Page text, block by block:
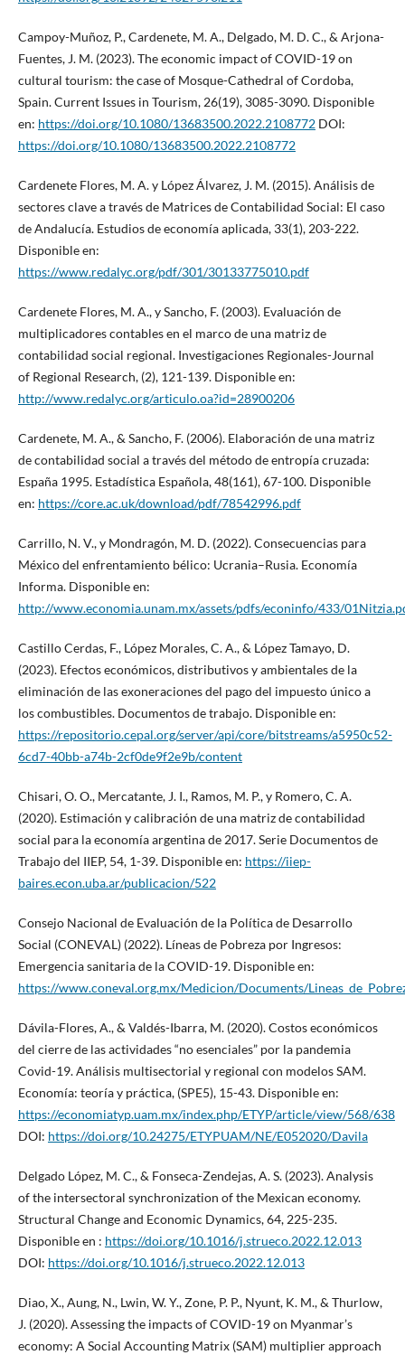
Campoy-Muñoz, P., Cardenete, M. A., Delgado, M. D. C., & Arjona-
Fuentes, J. M. (2023). The economic impact of COVID-19 on
cultural tourism: the case of Mosque-Cathedral of Cordoba,
Spain. Current Issues in Tourism, 26(19), 3085-3090. Disponible
en: https://doi.org/10.1080/13683500.2022.2108772DOI:
https://doi.org/10.1080/13683500.2022.2108772
Cardenete Flores, M. A. y López Álvarez, J. M. (2015). Análisis de
sectores clave a través de Matrices de Contabilidad Social: El caso
de Andalucía. Estudios de economía aplicada, 33(1), 203-222.
Disponible en:
https://www.redalyc.org/pdf/301/30133775010.pdf
Cardenete Flores, M. A., y Sancho, F. (2003). Evaluación de
multiplicadores contables en el marco de una matriz de
contabilidad social regional. Investigaciones Regionales-Journal
of Regional Research, (2), 121-139. Disponible en:
http://www.redalyc.org/articulo.oa?id=28900206
Cardenete, M. A., & Sancho, F. (2006). Elaboración de una matriz
de contabilidad social a través del método de entropía cruzada:
España 1995. Estadística Española, 48(161), 67-100. Disponible
en: https://core.ac.uk/download/pdf/78542996.pdf
Carrillo, N. V., y Mondragón, M. D. (2022). Consecuencias para
México del enfrentamiento bélico: Ucrania–Rusia. Economía
Informa. Disponible en:
http://www.economia.unam.mx/assets/pdfs/econinfo/433/
Castillo Cerdas, F., López Morales, C. A., & López Tamayo, D.
(2023). Efectos económicos, distributivos y ambientales de la
eliminación de las exoneraciones del pago del impuesto único a
los combustibles. Documentos de trabajo. Disponible en:
https://repositorio.cepal.org/server/api/core/bitstreams/a5950c52-
6cd7-40bb-a74b-2cf0de9f2e9b/content
Chisari, O. O., Mercatante, J. I., Ramos, M. P., y Romero, C. A.
(2020). Estimación y calibración de una matriz de contabilidad
social para la economía argentina de 2017. Serie Documentos de
Trabajo del IIEP, 54, 1-39. Disponible en: https://iiep-
baires.econ.uba.ar/publicacion/522
Consejo Nacional de Evaluación de la Política de Desarrollo
Social (CONEVAL) (2022). Líneas de Pobreza por Ingresos:
Emergencia sanitaria de la COVID-19. Disponible en:
https://www.coneval.org.mx/Medicion/Documents/
Dávila-Flores, A., & Valdés-Ibarra, M. (2020). Costos económicos
del cierre de las actividades “no esenciales” por la pandemia
Covid-19. Análisis multisectorial y regional con modelos SAM.
Economía: teoría y práctica, (SPE5), 15-43. Disponible en:
https://economiatyp.uam.mx/index.php/ETYP/article/view/568/638
DOI: https://doi.org/10.24275/ETYPUAM/NE/E052020/Davila
Delgado López, M. C., & Fonseca-Zendejas, A. S. (2023). Analysis
of the intersectoral synchronization of the Mexican economy.
Structural Change and Economic Dynamics, 64, 225-235.
Disponible en : https://doi.org/10.1016/j.strueco.2022.12.013
DOI: https://doi.org/10.1016/j.strueco.2022.12.013
Diao, X., Aung, N., Lwin, W. Y., Zone, P. P., Nyunt, K. M., & Thurlow,
J. (2020). Assessing the impacts of COVID-19 on Myanmar’s
economy: A Social Accounting Matrix (SAM) multiplier approach